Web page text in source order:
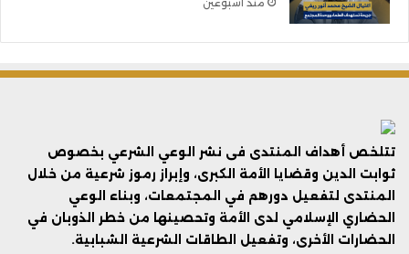
تتلخص أهداف المنتدى فى نشر الوعي الشرعي بخصوص
ثوابت الدين وقضايا الأمة الكبرى، وإبراز رموز شرعية من خلال
المنتدى لتفعيل دورهم في المجتمعات، وبناء الوعي
الحضاري الإسلامي لدى الأمة وتحصينها من خطر الذوبان في
الحضارات الأخرى، وتفعيل الطاقات الشرعية الشبابية.